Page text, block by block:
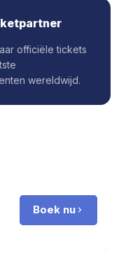
officiële tickets
wereldwijd.
Boek nu